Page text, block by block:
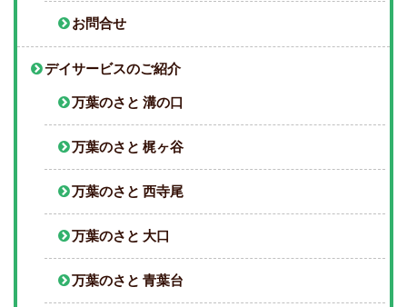
お問合せ
デイサービスのご紹介
万葉のさと 溝の口
万葉のさと 梶ヶ谷
万葉のさと 西寺尾
万葉のさと 大口
万葉のさと 青葉台